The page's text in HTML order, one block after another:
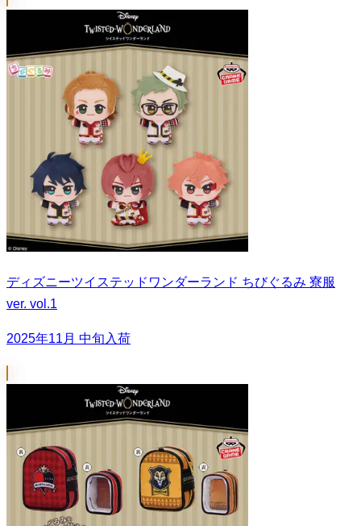
ディズニーツイステッドワンダーランド ちびぐるみ 寮服
ver. vol.1
2025年11月 中旬入荷